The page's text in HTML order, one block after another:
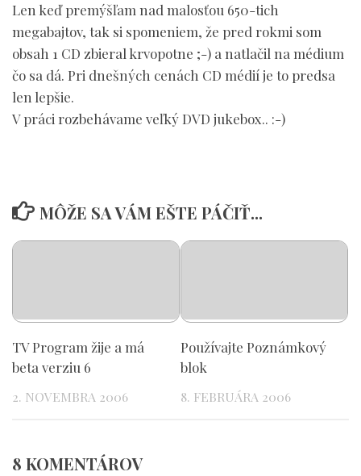
Len keď premýšľam nad malosťou 650-tich
megabajtov, tak si spomeniem, že pred rokmi som
obsah 1 CD zbieral krvopotne ;-) a natlačil na médium
čo sa dá. Pri dnešných cenách CD médií je to predsa
len lepšie.
V práci rozbehávame veľký DVD jukebox.. :-)
MÔŽE SA VÁM EŠTE PÁČIŤ...
TV Program žije a má
beta verziu 6
2. NOVEMBRA 2006
Používajte Poznámkový
blok
8. FEBRUÁRA 2006
8 KOMENTÁROV